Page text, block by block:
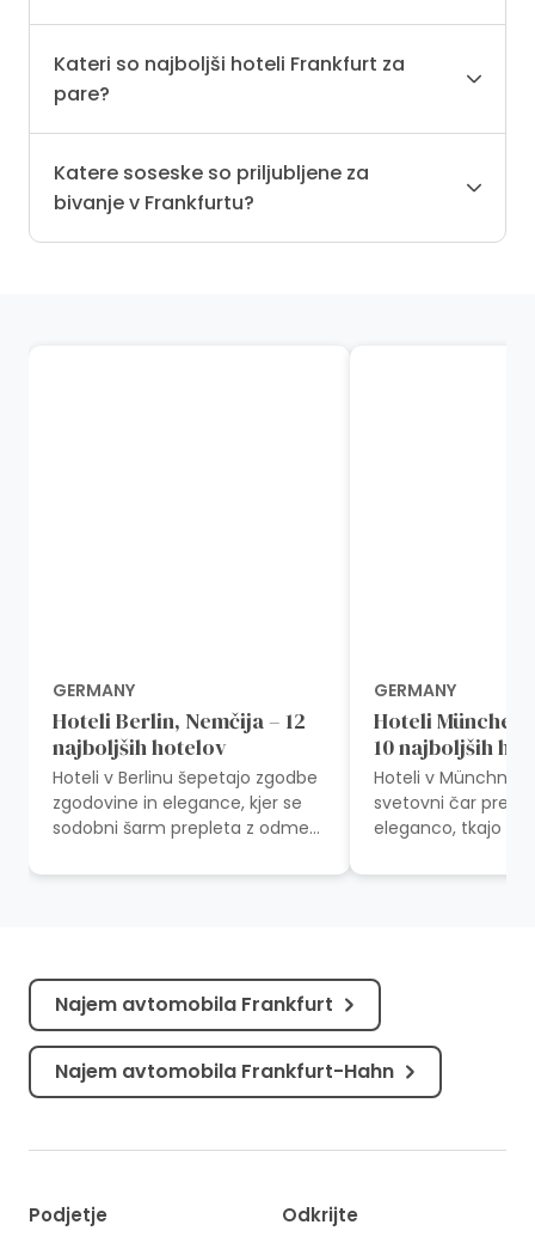
Kateri so najboljši hoteli Frankfurt za
pare?
Katere soseske so priljubljene za
bivanje v Frankfurtu?
GERMANY
Hoteli Berlin, Nemčija – 12
najboljših hotelov
Hoteli v Berlinu šepetajo zgodbe
zgodovine in elegance, kjer se
sodobni šarm prepleta z odmevi
Berlinu, ki združujejo...
GERMANY
Hoteli
10 najboljših
Hoteli v Münchnu,
svetovni čar
eleganco, tkajo
zgodbe iz
Najem avtomobila Frankfurt
Najem avtomobila Frankfurt-Hahn
Podjetje Odkrijte